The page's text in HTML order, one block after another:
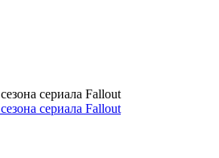
сериала Fallout
сериала Fallout